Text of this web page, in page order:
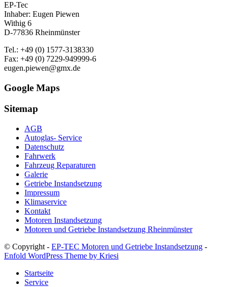
EP-Tec
Inhaber: Eugen Piewen
Withig 6
D-77836 Rheinmünster
Tel.: +49 (0) 1577-3138330
Fax: +49 (0) 7229-949999-6
eugen.piewen@gmx.de
Google Maps
Sitemap
AGB
Autoglas- Service
Datenschutz
Fahrwerk
Fahrzeug Reparaturen
Galerie
Getriebe Instandsetzung
Impressum
Klimaservice
Kontakt
Motoren Instandsetzung
Motoren und Getriebe Instandsetzung Rheinmünster
© Copyright - EP-TEC Motoren und Getriebe Instandsetzung -
Enfold WordPress Theme by Kriesi
Startseite
Service